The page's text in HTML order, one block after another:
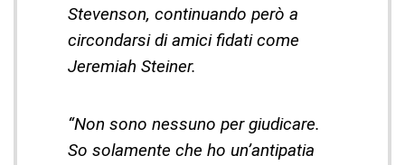
Stevenson, continuando però a
circondarsi di amici fidati come
Jeremiah Steiner.
“Non sono nessuno per giudicare.
So solamente che ho un’antipatia